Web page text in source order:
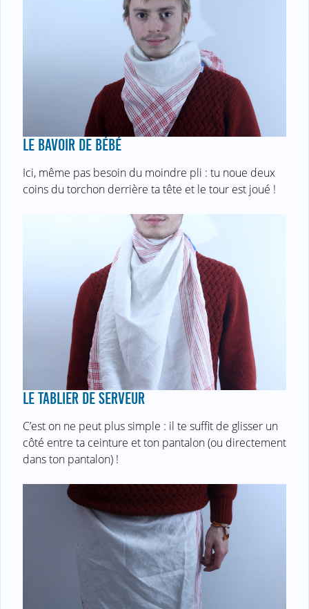
LE BAVOIR DE BÉBÉ
Ici, même pas besoin du moindre pli : tu noue deux
coins du torchon derrière ta tête et le tour est joué !
LE TABLIER DE SERVEUR
C’est on ne peut plus simple : il te suffit de glisser un
côté entre ta ceinture et ton pantalon (ou directement
dans ton pantalon) !